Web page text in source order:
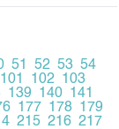
51 52 53 54
101 102 103
139 140 141
177 178 179
215 216 217